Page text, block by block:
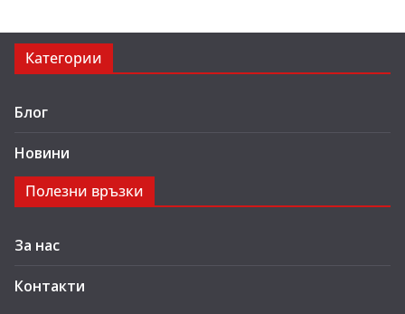
Категории
Блог
Новини
Полезни връзки
За нас
Контакти